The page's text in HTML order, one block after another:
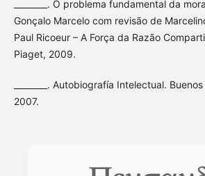
________. O problema fundamental da
Gonçalo Marcelo com revisão de
Paul Ricoeur – A Força da Razão
Piaget, 2009.
________. Autobiografía Intelectual.
2007.